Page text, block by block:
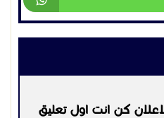
كن انت اول تعليق